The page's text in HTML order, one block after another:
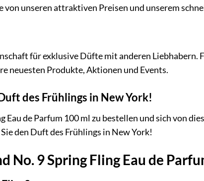
unseren attraktiven Preisen und unserem
für exklusive Düfte mit anderen Liebhabern.
neuesten Produkte, Aktionen und Events.
des Frühlings in New York!
Eau de Parfum 100 ml zu bestellen und sich von
den Duft des Frühlings in New York!
No. 9 Spring Fling Eau de